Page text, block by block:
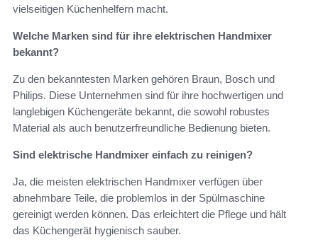
vielseitigen Küchenhelfern macht.
Welche Marken sind für ihre elektrischen Handmixer
bekannt?
Zu den bekanntesten Marken gehören Braun, Bosch und
Philips. Diese Unternehmen sind für ihre hochwertigen und
langlebigen Küchengeräte bekannt, die sowohl robustes
Material als auch benutzerfreundliche Bedienung bieten.
Sind elektrische Handmixer einfach zu reinigen?
Ja, die meisten elektrischen Handmixer verfügen über
abnehmbare Teile, die problemlos in der Spülmaschine
gereinigt werden können. Das erleichtert die Pflege und hält
das Küchengerät hygienisch sauber.